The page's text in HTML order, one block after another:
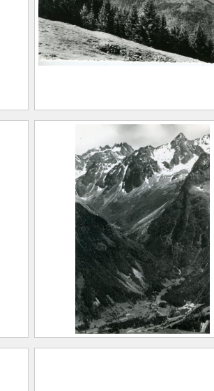
976.1.72
Vue sur la chaîne du Puy
et glacier du Gleyzin
FEUGIER, Albert
(Saint-Marcellin, 1893
Allevard, 1962)
Maison Alpine
CE2020.1.237
Vue du Grand Rocher :